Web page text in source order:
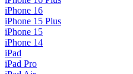
iPhone 16
iPhone 15 Plus
iPhone 15
iPhone 14
iPad
iPad Pro